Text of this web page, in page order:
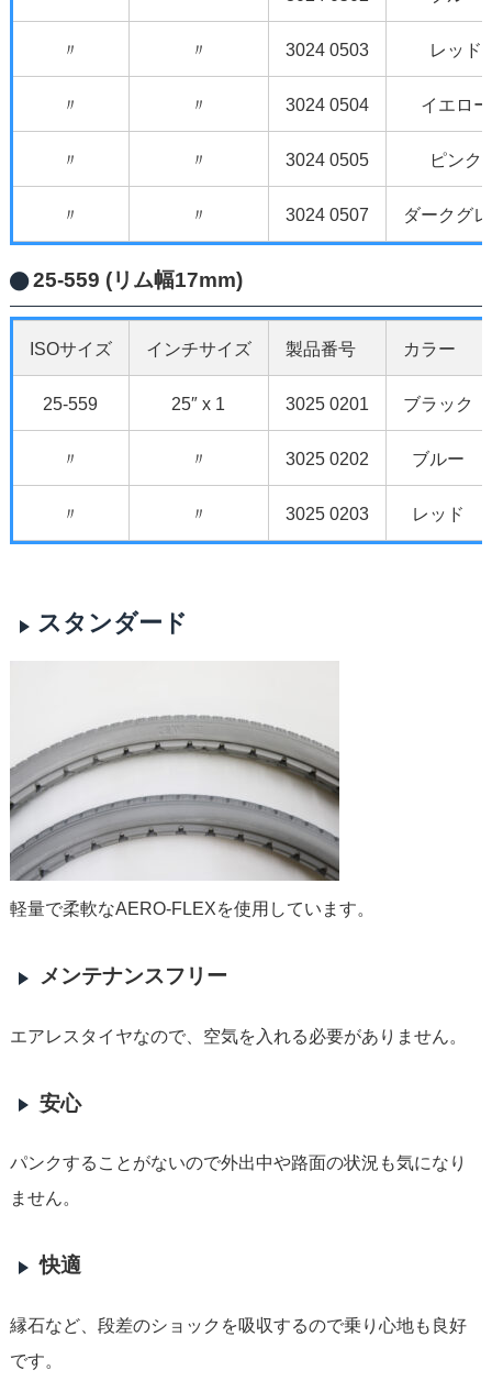
〃 〃 3024 0503 レッド
〃 〃 3024 0504 イエロー
〃 〃 3024 0505 ピンク
〃 〃 3024 0507 ダークグ
25-559 (リム幅17mm)
ISOサイズ インチサイズ 製品番号 カラー
25-559 25″ x 1 3025 0201 ブラック
〃 〃 3025 0202 ブルー
〃 〃 3025 0203 レッド
スタンダード
軽量で柔軟なAERO-FLEXを使用しています。
メンテナンスフリー
エアレスタイヤなので、空気を入れる必要がありません。
安心
パンクすることがないので外出中や路面の状況も気になり
ません。
快適
縁石など、段差のショックを吸収するので乗り心地も良好
です。